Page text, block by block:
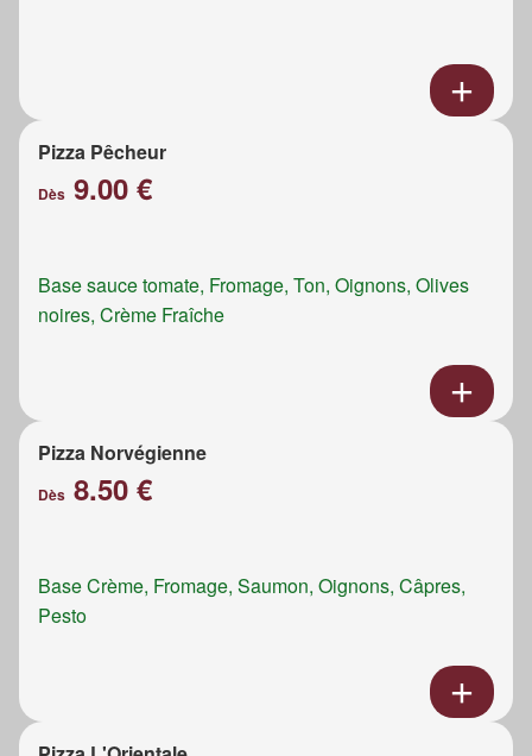
Pizza Pêcheur
Dès 9.00 €
Base sauce tomate, Fromage, Ton, Oignons, Olives
noires, Crème Fraîche
Pizza Norvégienne
Dès 8.50 €
Base Crème, Fromage, Saumon, Oignons, Câpres,
Pesto